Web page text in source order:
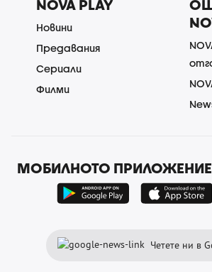
NOVA PLAY
Новини
Предавания
Сериали
Филми
МОБИЛНОТО ПРИЛОЖЕНИЕ
Четете ни в